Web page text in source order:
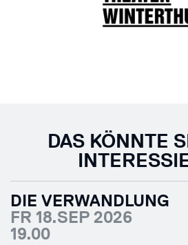
DAS KÖNNTE
DIE VERWANDLUNG
FR 18.SEP 2026
19.00